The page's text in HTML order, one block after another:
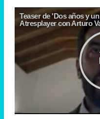
Teaser de 'Dos años y
Atresplayer con Arturo